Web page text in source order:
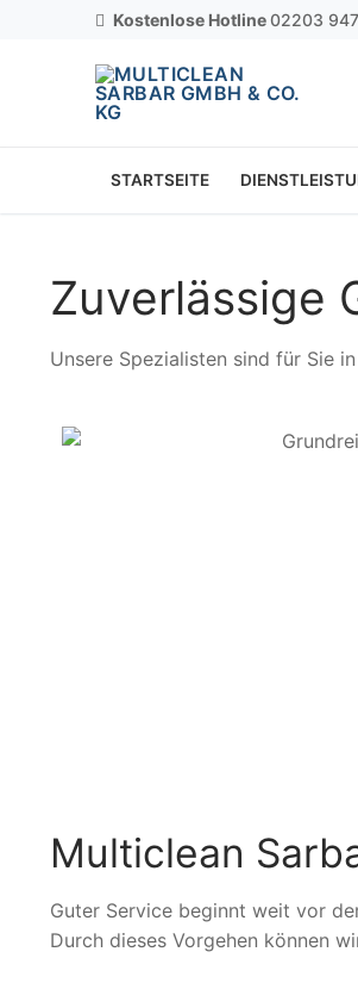
Kostenlose Hotline02203
STARTSEITE
Zuverlässige
Unsere Spezialisten sind für Sie
Multiclean
Guter Service beginnt weit vor
Durch dieses Vorgehen können